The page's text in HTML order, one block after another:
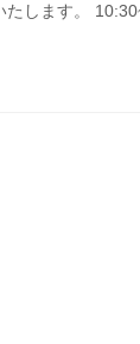
たします。